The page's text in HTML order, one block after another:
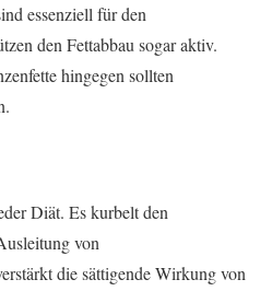
essenziell für den
den Fettabbau sogar aktiv.
hingegen sollten
Diät. Es kurbelt den
von
die sättigende Wirkung von